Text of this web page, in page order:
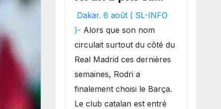
décision, un
choix qui
pourrait faire
grand bruit sur
le marché des
transferts.
Dakar. 6 août ( SL-INFO
)- Alors que son nom
circulait surtout du côté du
Real Madrid ces dernières
semaines, Rodri a
finalement choisi le Barça.
Le club catalan est entré